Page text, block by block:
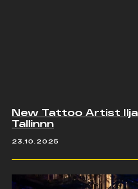
New Tattoo Artist
Tallinnn
23.10.2025